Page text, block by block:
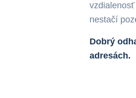
nestačí
Dobrý
adresách.